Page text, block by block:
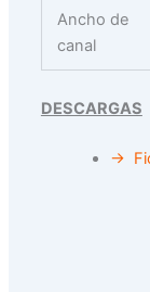
Ancho de
canal
DESCARGAS
→